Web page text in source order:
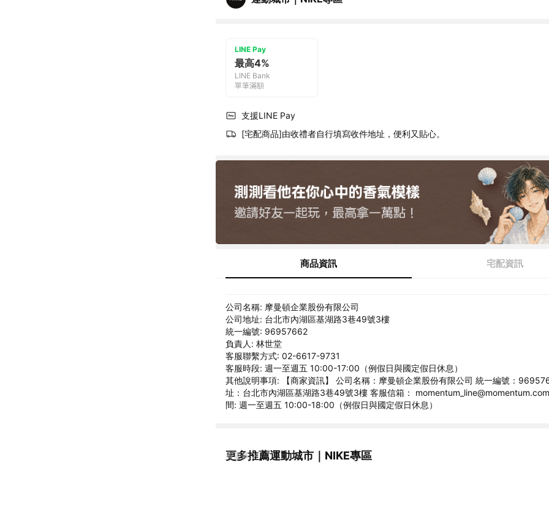
LINE Pay
最高4%
LINE Bank
單筆滿額
支援LINE Pay
[宅配商品]由收禮者自行填寫收件地址，便利又貼心。
商品資訊 宅配資訊
公司名稱: 摩曼頓企業股份有限公司
公司地址: 台北市內湖區基湖路3巷49號3樓
統一編號: 96957662
負責人: 林世堂
客服聯繫方式: 02-6617-9731
客服時段: 週一至週五 10:00-17:00（例假日與國定假日休息）
其他說明事項: 【商家資訊】 公司名稱：摩曼頓企業股份有限公司 統一編號：
址：台北市內湖區基湖路3巷49號3樓 客服信箱：
間: 週一至週五 10:00-18:00（例假日與國定假日休息）
更多推薦運動城市｜NIKE專區
看更多